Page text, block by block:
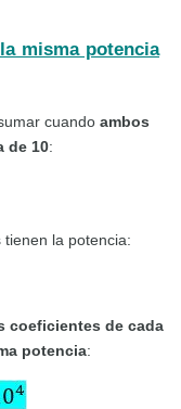
misma potencia
cuando ambos
de 10:
la potencia:
coeficientes de cada
potencia: